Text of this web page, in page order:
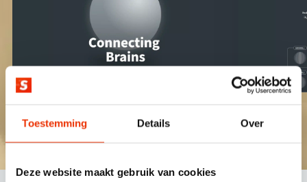
Toestemming Details Over
Deze website maakt gebruik van cookies